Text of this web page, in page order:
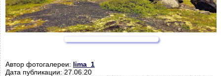
Автор фотогалереи: lima_1
Дата публикации: 27.06.20